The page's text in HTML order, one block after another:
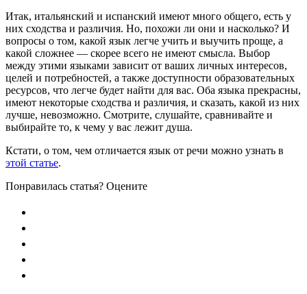
Итак, итальянский и испанский имеют много общего, есть у
них сходства и различия. Но, похожи ли они и насколько? И
вопросы о том, какой язык легче учить и выучить проще, а
какой сложнее — скорее всего не имеют смысла. Выбор
между этими языками зависит от ваших личных интересов,
целей и потребностей, а также доступности образовательных
ресурсов, что легче будет найти для вас. Оба языка прекрасны,
имеют некоторые сходства и различия, и сказать, какой из них
лучше, невозможно. Смотрите, слушайте, сравнивайте и
выбирайте то, к чему у вас лежит душа.
Кстати, о том, чем отличается язык от речи можно узнать в
этой статье.
Понравилась статья? Оцените